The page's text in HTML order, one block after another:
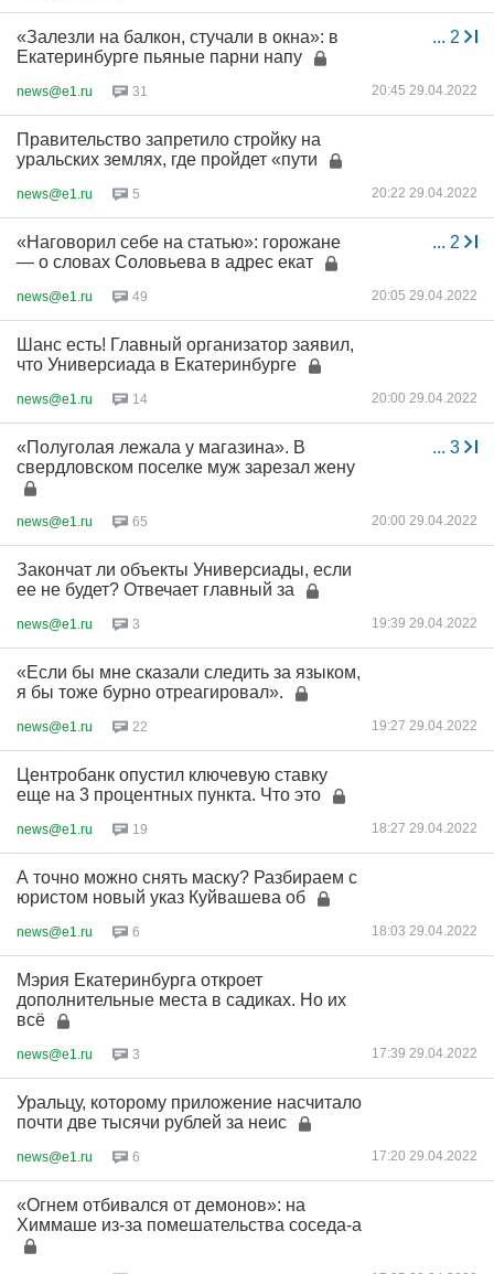
... 2
«Залезли на балкон, стучали в окна»: в
Екатеринбурге пьяные парни напу
news@e1.ru 31 20:45 29.04.2022
Правительство запретило стройку на
уральских землях, где пройдет «пути
news@e1.ru 5 20:22 29.04.2022
... 2
«Наговорил себе на статью»: горожане
— о словах Соловьева в адрес екат
news@e1.ru 49 20:05 29.04.2022
Шанс есть! Главный организатор заявил,
что Универсиада в Екатеринбурге
news@e1.ru 14 20:00 29.04.2022
... 3
«Полуголая лежала у магазина». В
свердловском поселке муж зарезал жену
news@e1.ru 65 20:00 29.04.2022
Закончат ли объекты Универсиады, если
ее не будет? Отвечает главный за
news@e1.ru 3 19:39 29.04.2022
«Если бы мне сказали следить за языком,
я бы тоже бурно отреагировал».
news@e1.ru 22 19:27 29.04.2022
Центробанк опустил ключевую ставку
еще на 3 процентных пункта. Что это
news@e1.ru 19 18:27 29.04.2022
А точно можно снять маску? Разбираем с
юристом новый указ Куйвашева об
news@e1.ru 6 18:03 29.04.2022
Мэрия Екатеринбурга откроет
дополнительные места в садиках. Но их
всё
news@e1.ru 3 17:39 29.04.2022
Уральцу, которому приложение насчитало
почти две тысячи рублей за неис
news@e1.ru 6 17:20 29.04.2022
«Огнем отбивался от демонов»: на
Химмаше из-за помешательства соседа-а